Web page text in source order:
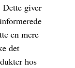
Dette giver
en mere
det
hos